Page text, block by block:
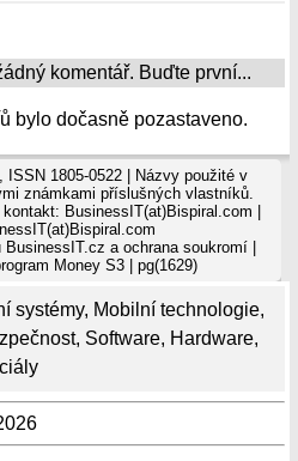
systémy, Mobilní technologie,
, Software, Hardware,
komentář. Buďte první...
bylo dočasně pozastaveno.
ISSN 1805-0522 | Názvy použité v
známkami příslušných vlastníků.
BusinessIT(at)Bispiral.com |
BusinessIT.cz a ochrana soukromí|
Money S3 | pg(1629)